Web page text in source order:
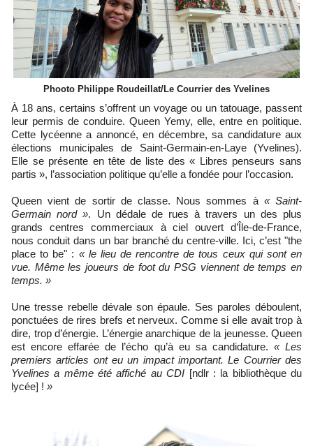
Phooto Philippe Roudeillat/Le Courrier des Yvelines
À 18 ans, certains s’offrent un voyage ou un tatouage, passent
leur permis de conduire. Queen Yemy, elle, entre en politique.
Cette lycéenne a annoncé, en décembre, sa candidature aux
élections municipales de Saint-Germain-en-Laye (Yvelines).
Elle se présente en tête de liste des « Libres penseurs sans
partis », l’association politique qu’elle a fondée pour l’occasion.
Queen vient de sortir de classe. Nous sommes à « Saint-
Germain nord ». Un dédale de rues à travers un des plus
grands centres commerciaux à ciel ouvert d’Île-de-France,
nous conduit dans un bar branché du centre-ville. Ici, c’est "the
place to be" : « le lieu de rencontre de tous ceux qui sont en
vue. Même les joueurs de foot du PSG viennent de temps en
temps. »
Une tresse rebelle dévale son épaule. Ses paroles déboulent,
ponctuées de rires brefs et nerveux. Comme si elle avait trop à
dire, trop d’énergie. L’énergie anarchique de la jeunesse. Queen
est encore effarée de l’écho qu’à eu sa candidature. « Les
premiers articles ont eu un impact important. Le Courrier des
Yvelines a même été affiché au CDI [ndlr : la bibliothèque du
lycée] ! »